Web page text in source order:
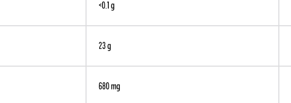
<0.1 g
23 g
680 mg